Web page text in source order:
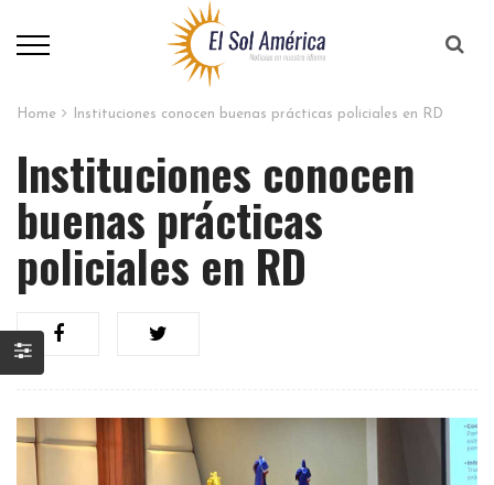
Home Instituciones conocen buenas prácticas policiales en RD
Instituciones conocen
buenas prácticas
policiales en RD